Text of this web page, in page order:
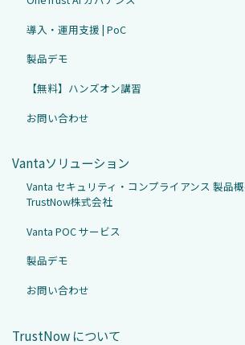
導入・運用支援 | PoC
製品デモ
【無料】ハンズオン講習
お問い合わせ
Vantaソリューション
Vanta セキュリティ・コンプライアンス 製品
TrustNow株式会社
Vanta POC サービス
製品デモ
お問い合わせ
TrustNow について